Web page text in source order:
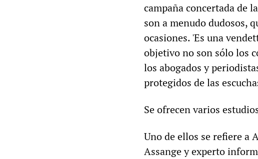
campaña concertada de
son a menudo dudosos,
ocasiones. 'Es una
objetivo no son sólo los
los abogados y
protegidos de las
Se ofrecen varios
Uno de ellos se refiere a
Assange y experto